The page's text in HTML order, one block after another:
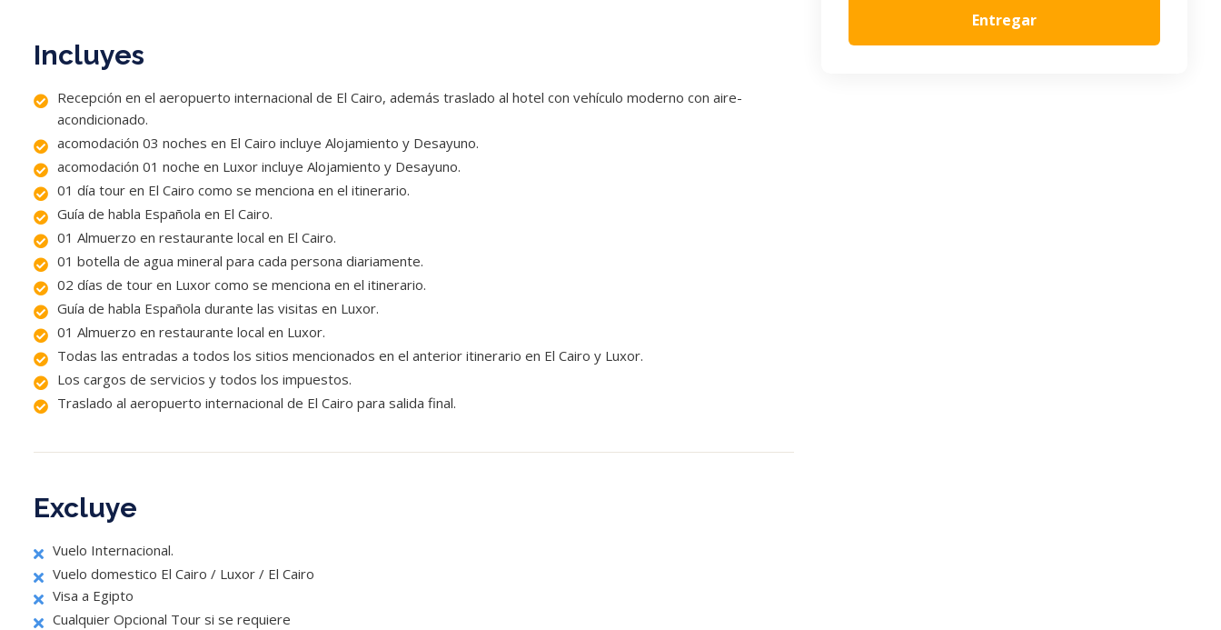
Incluyes
Recepción en el aeropuerto internacional de El Cairo, además traslado al hotel con vehículo moderno con aire-
acondicionado.
acomodación 03 noches en El Cairo incluye Alojamiento y Desayuno.
acomodación 01 noche en Luxor incluye Alojamiento y Desayuno.
01 día tour en El Cairo como se menciona en el itinerario.
Guía de habla Española en El Cairo.
01 Almuerzo en restaurante local en El Cairo.
01 botella de agua mineral para cada persona diariamente.
02 días de tour en Luxor como se menciona en el itinerario.
Guía de habla Española durante las visitas en Luxor.
01 Almuerzo en restaurante local en Luxor.
Todas las entradas a todos los sitios mencionados en el anterior itinerario en El Cairo y Luxor.
Los cargos de servicios y todos los impuestos.
Traslado al aeropuerto internacional de El Cairo para salida final.
Excluye
Vuelo Internacional.
Vuelo domestico El Cairo / Luxor / El Cairo
Visa a Egipto
Cualquier Opcional Tour si se requiere
Entregar